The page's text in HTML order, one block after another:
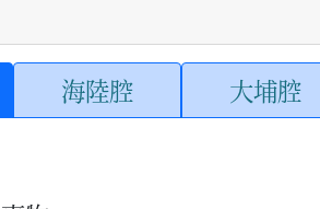
海陸腔 大埔腔